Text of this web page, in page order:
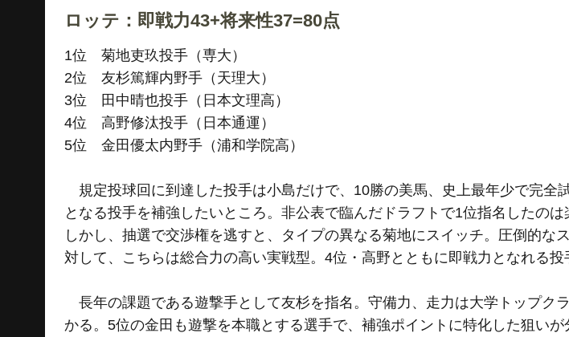
ロッテ：即戦力43+将来性37=80点
1位 菊地吏玖投手（専大）
2位 友杉篤輝内野手（天理大）
3位 田中晴也投手（日本文理高）
4位 高野修汰投手（日本通運）
5位 金田優太内野手（浦和学院高）
規定投球回に到達した投手は小島だけで、10勝の美馬、史上最年少で完全
となる投手を補強したいところ。非公表で臨んだドラフトで1位指名したのは
しかし、抽選で交渉権を逃すと、タイプの異なる菊地にスイッチ。圧倒的な
対して、こちらは総合力の高い実戦型。4位・高野とともに即戦力となれる投
長年の課題である遊撃手として友杉を指名。守備力、走力は大学トップク
かる。5位の金田も遊撃を本職とする選手で、補強ポイントに特化した狙いが